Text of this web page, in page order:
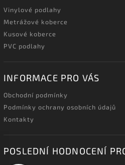
Vinylové podlahy
Metrážové koberce
Kusové koberce
PVC podlahy
INFORMACE PRO VÁS
Obchodní podmínky
Podmínky ochrany osobních údajů
Kontakty
POSLEDNÍ HODNOCENÍ